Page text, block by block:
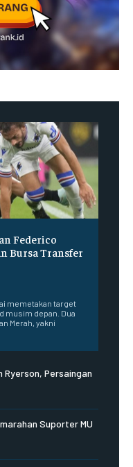
Federico
Bursa Transfer
memetakan target
musim depan. Dua
Merah, yakni
Ryerson, Persaingan
Suporter MU